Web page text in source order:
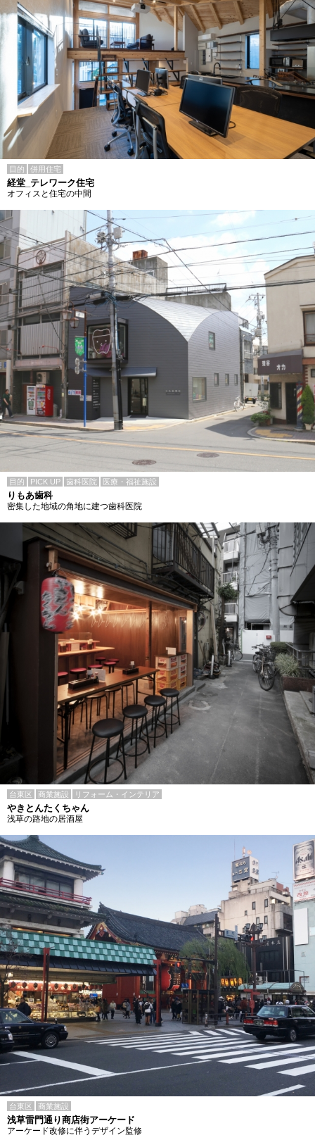
目的 併用住宅
経堂_テレワーク住宅
オフィスと住宅の中間
目的 PICK UP 歯科医院 医療・福祉施設
りもあ歯科
密集した地域の角地に建つ歯科医院
台東区 商業施設 リフォーム・インテリア
やきとんたくちゃん
浅草の路地の居酒屋
台東区 商業施設
浅草雷門通り商店街アーケード
アーケード改修に伴うデザイン監修